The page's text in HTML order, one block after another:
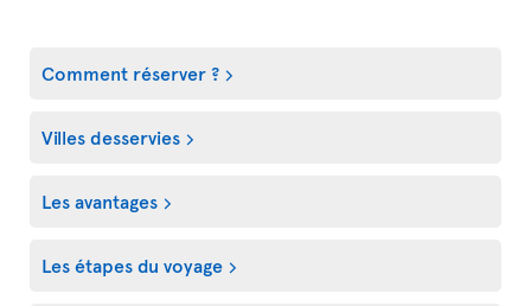
Comment réserver ?
Villes desservies
Les avantages
Les étapes du voyage